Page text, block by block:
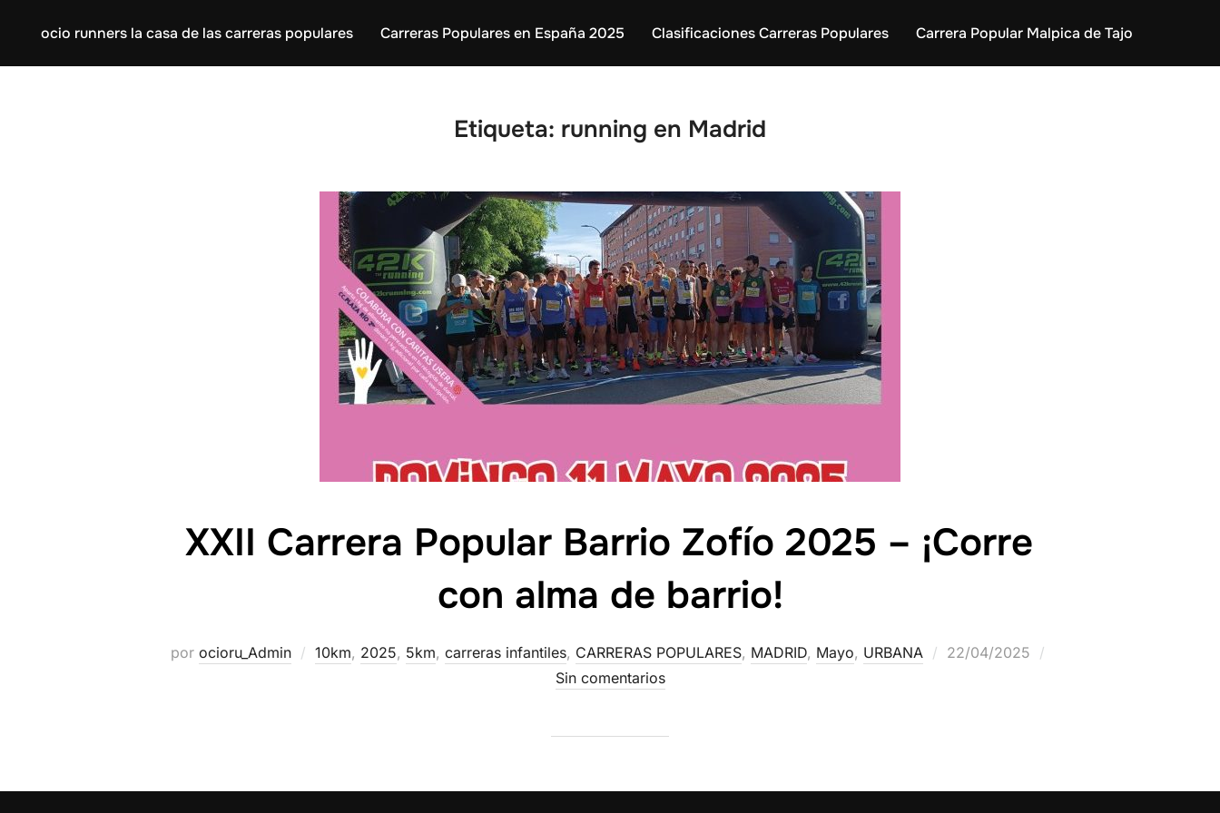
ocio runners la casa de las carreras populares Carreras Populares en España 2025 Clasificaciones Carreras Populares Carrera Popular Malpica de Tajo
Etiqueta: running en Madrid
XXII Carrera Popular Barrio Zofío 2025 – ¡Corre
con alma de barrio!
por ocioru_Admin 10km, 2025, 5km, carreras infantiles, CARRERAS POPULARES, MADRID, Mayo, URBANA
22/04/2025
Sin comentarios